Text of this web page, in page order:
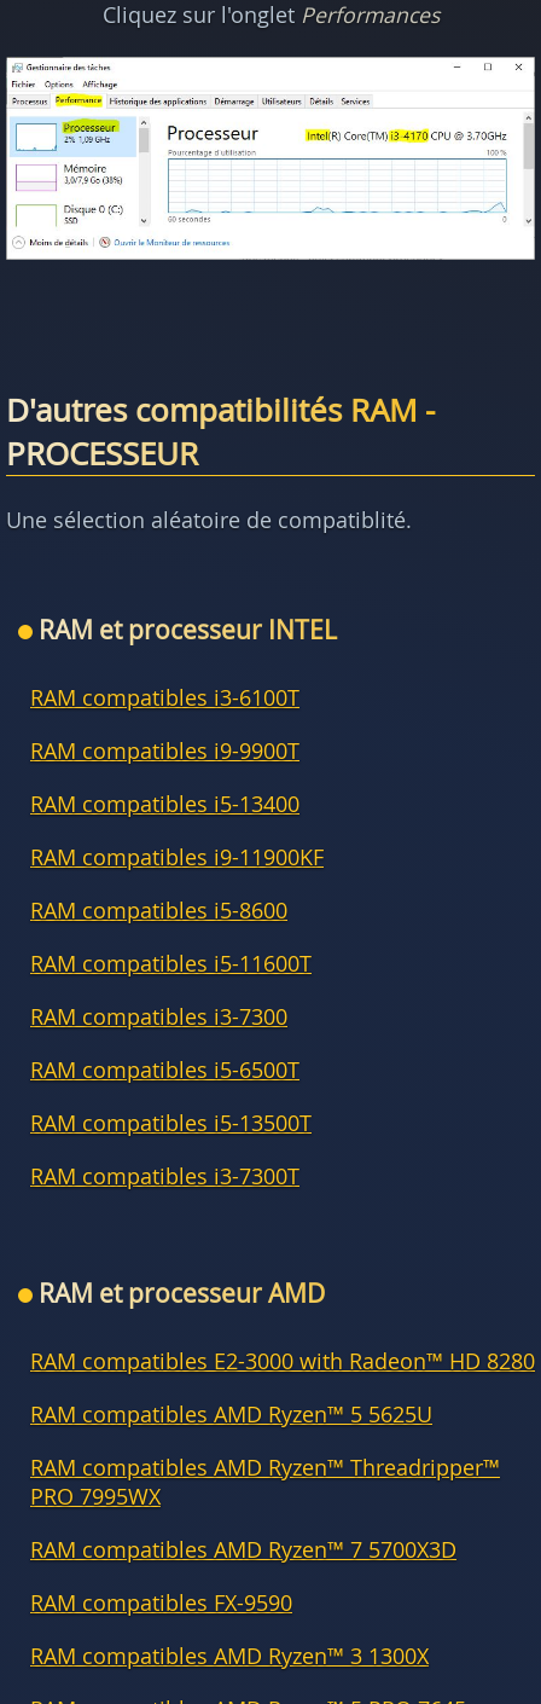
Cliquez sur l'onglet Performances
D'autres compatibilités RAM -
PROCESSEUR
Une sélection aléatoire de compatiblité.
RAM et processeur INTEL
RAM compatibles i3-6100T
RAM compatibles i9-9900T
RAM compatibles i5-13400
RAM compatibles i9-11900KF
RAM compatibles i5-8600
RAM compatibles i5-11600T
RAM compatibles i3-7300
RAM compatibles i5-6500T
RAM compatibles i5-13500T
RAM compatibles i3-7300T
RAM et processeur AMD
RAM compatibles E2-3000 with Radeon™ HD 8280
RAM compatibles AMD Ryzen™ 5 5625U
RAM compatibles AMD Ryzen™ Threadripper™
PRO 7995WX
RAM compatibles AMD Ryzen™ 7 5700X3D
RAM compatibles FX-9590
RAM compatibles AMD Ryzen™ 3 1300X